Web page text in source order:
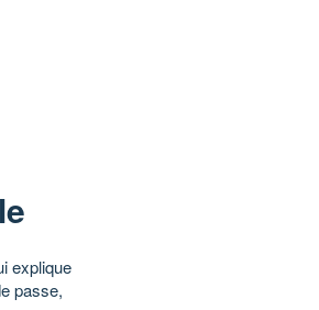
explique
passe,